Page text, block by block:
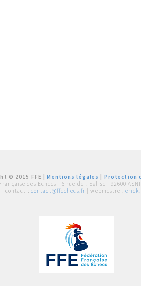
© 2015 FFE |Mentions légales
Protection
des Echecs | 6 rue de l'Eglise | 92600
| contact : contact@ffechecs.fr | webmestre :